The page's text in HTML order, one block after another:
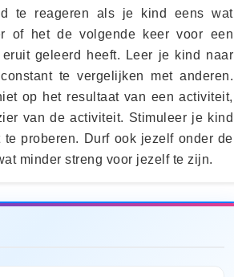
te reageren als je kind eens wat
of het de volgende keer voor een
geleerd heeft. Leer je kind naar
te vergelijken met anderen.
op het resultaat van een activiteit,
van de activiteit. Stimuleer je kind
proberen. Durf ook jezelf onder de
minder streng voor jezelf te zijn.